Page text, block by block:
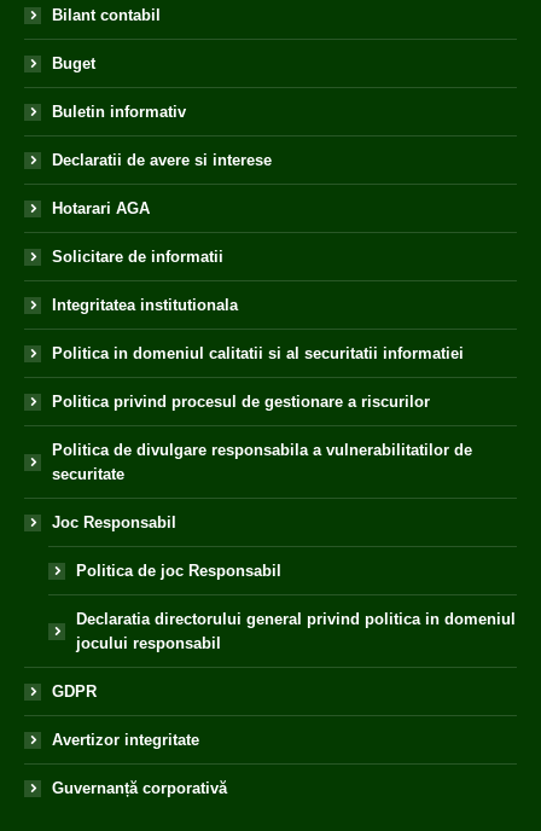
Bilant contabil
Buget
Buletin informativ
Declaratii de avere si interese
Hotarari AGA
Solicitare de informatii
Integritatea institutionala
Politica in domeniul calitatii si al securitatii informatiei
Politica privind procesul de gestionare a riscurilor
Politica de divulgare responsabila a vulnerabilitatilor de
securitate
Joc Responsabil
Politica de joc Responsabil
Declaratia directorului general privind politica in domeniul
jocului responsabil
GDPR
Avertizor integritate
Guvernanță corporativă